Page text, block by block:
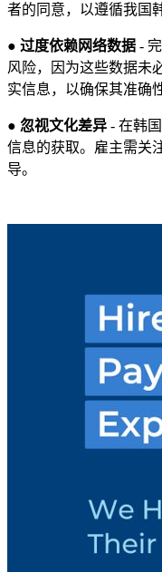
者的同意，以遵循我国
● 过度依赖网络数据 -
风险，因为这些数据未
实信息，以确保其准确
● 忽视文化差异 - 在韩
信息的获取。雇主需关
导。